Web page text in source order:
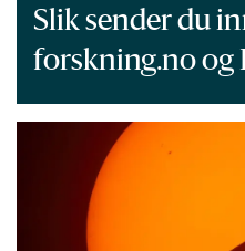
Slik sender du
forskning.no og